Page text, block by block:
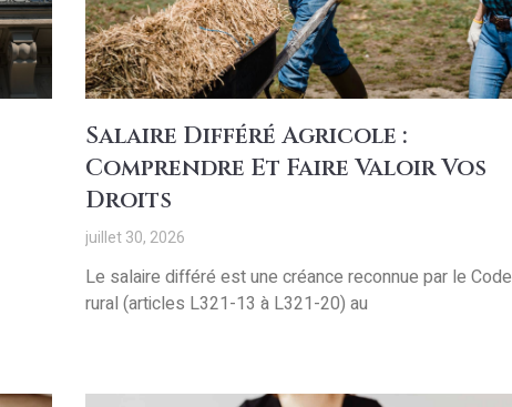
Salaire Différé Agricole :
Comprendre Et Faire Valoir Vos
Droits
juillet 30, 2026
Le salaire différé est une créance reconnue par le Code
rural (articles L321-13 à L321-20) au